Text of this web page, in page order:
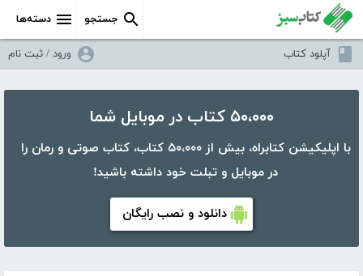
دسته‌ها جستجو
آپلود کتاب ورود / ثبت نام
۵۰،۰۰۰ کتاب در موبایل شما
با اپلیکیشن کتابراه، بیش از ۵۰،۰۰۰ کتاب، کتاب صوتی و رمان را
در موبایل و تبلت خود داشته باشید!
دانلود و نصب رایگان